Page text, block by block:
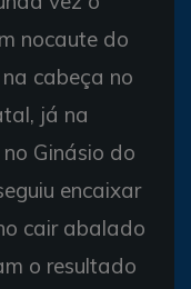
nocaute do
cabeça no
já na
Ginásio do
encaixar
cair abalado
o resultado